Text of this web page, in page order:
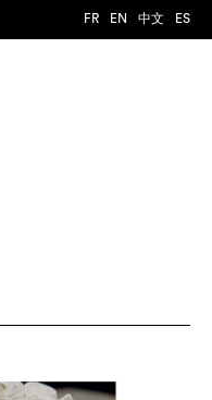
FR EN 中文 ES